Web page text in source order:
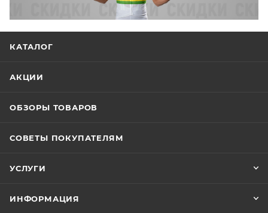
КАТАЛОГ
АКЦИИ
ОБЗОРЫ ТОВАРОВ
СОВЕТЫ ПОКУПАТЕЛЯМ
УСЛУГИ
ИНФОРМАЦИЯ